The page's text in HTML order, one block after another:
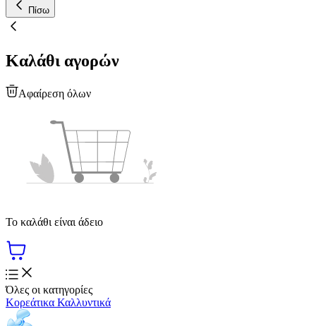
Πίσω
Καλάθι αγορών
Αφαίρεση όλων
Το καλάθι είναι άδειο
Όλες οι κατηγορίες
Κορεάτικα Καλλυντικά